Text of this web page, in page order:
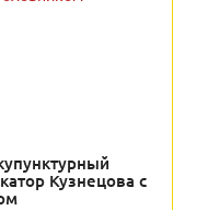
Кузнецова с